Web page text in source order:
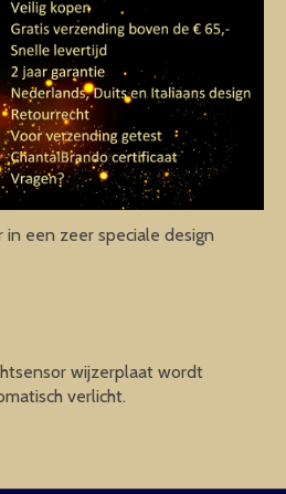
een zeer speciale design
wijzerplaat wordt
verlicht.